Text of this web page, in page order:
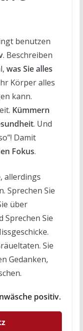
benutzen
. Beschreiben
was Sie alles
Körper alles
kann.
Kümmern
. Und
Damit
Fokus.
, allerdings
Sprechen Sie
über
Sprechen Sie
Sie
Gedanken,
positiv.